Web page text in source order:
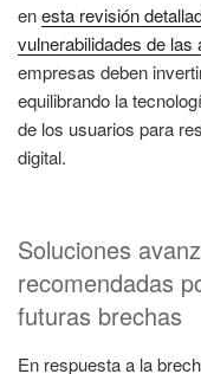
enesta revisión
vulnerabilidades de las
empresas deben
equilibrando la
de los usuarios para
digital.
Soluciones
recomendadas
futuras brechas
En respuesta a la